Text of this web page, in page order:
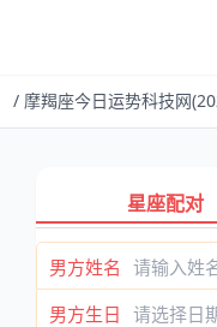
/ 摩羯座今日运势科技网
星座配对
男方姓名
男方生日